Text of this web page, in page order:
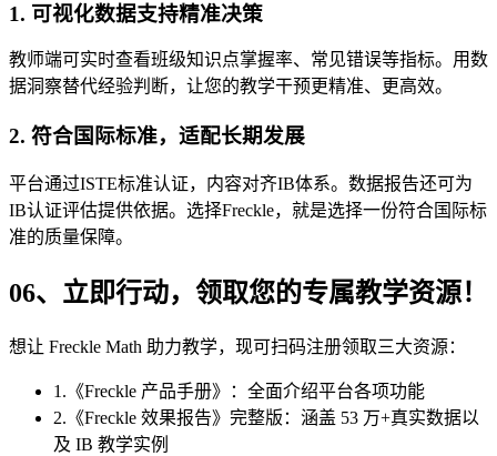
1. 可视化数据支持精准决策
教师端可实时查看班级知识点掌握率、常见错误等指标。用数
据洞察替代经验判断，让您的教学干预更精准、更高效。
2. 符合国际标准，适配长期发展
平台通过ISTE标准认证，内容对齐IB体系。数据报告还可为
IB认证评估提供依据。选择Freckle，就是选择一份符合国际标
准的质量保障。
06、 立即行动，领取您的专属教学资源！
想让 Freckle Math 助力教学，现可扫码注册领取三大资源：
1.《Freckle 产品手册》：全面介绍平台各项功能
2.《Freckle 效果报告》完整版：涵盖 53 万+真实数据以
及 IB 教学实例